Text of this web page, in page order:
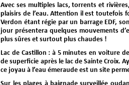
Avec ses multiples lacs, torrents et
plaisirs de l’eau. Attention il est toutefois
Verdon étant régie par un barrage EDF,
jour présentera quelques mouvements
plus sûres et surtout plus chaudes !
Lac de Castillon : à 5 minutes en voiture
de superficie après le lac de Sainte Croix.
ce joyau à l’eau émeraude est un site